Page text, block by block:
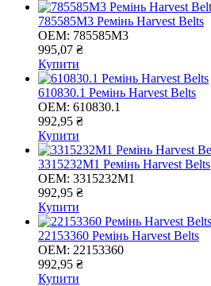
785585M3 Ремінь Harvest Belts
OEM: 785585M3
995,07 ₴
Купити
610830.1 Ремінь Harvest Belts
OEM: 610830.1
992,95 ₴
Купити
3315232M1 Ремінь Harvest Belts
OEM: 3315232M1
992,95 ₴
Купити
22153360 Ремінь Harvest Belts
OEM: 22153360
992,95 ₴
Купити